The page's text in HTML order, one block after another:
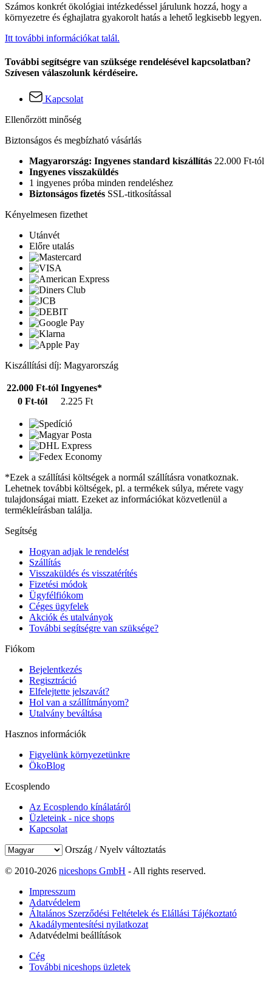
Számos konkrét ökológiai intézkedéssel járulunk hozzá, hogy a
környezetre és éghajlatra gyakorolt hatás a lehető legkisebb legyen.
Itt további információkat talál.
További segítségre van szüksége rendelésével kapcsolatban?
Szívesen válaszolunk kérdéseire.
Kapcsolat
Ellenőrzött minőség
Biztonságos és megbízható vásárlás
Magyarország: Ingyenes standard kiszállítás 22.000 Ft-tól
Ingyenes visszaküldés
1 ingyenes próba minden rendeléshez
Biztonságos fizetés SSL-titkosítással
Kényelmesen fizethet
Utánvét
Előre utalás
Kiszállítási díj: Magyarország
22.000 Ft-tól Ingyenes*
0 Ft-tól
2.225 Ft
*Ezek a szállítási költségek a normál szállításra vonatkoznak.
Lehetnek további költségek, pl. a termékek súlya, mérete vagy
tulajdonságai miatt. Ezeket az információkat közvetlenül a
termékleírásban találja.
Segítség
Hogyan adjak le rendelést
Szállítás
Visszaküldés és visszatérítés
Fizetési módok
Ügyfélfiókom
Céges ügyfelek
Akciók és utalványok
További segítségre van szüksége?
Fiókom
Bejelentkezés
Regisztráció
Elfelejtette jelszavát?
Hol van a szállítmányom?
Utalvány beváltása
Hasznos információk
Figyelünk környezetünkre
ÖkoBlog
Ecosplendo
Az Ecosplendo kínálatáról
Üzleteink - nice shops
Kapcsolat
Ország / Nyelv változtatás
© 2010-2026 niceshops GmbH - All rights reserved.
Impresszum
Adatvédelem
Általános Szerződési Feltételek és Elállási Tájékoztató
Akadálymentesítési nyilatkozat
Adatvédelmi beállítások
Cég
További niceshops üzletek